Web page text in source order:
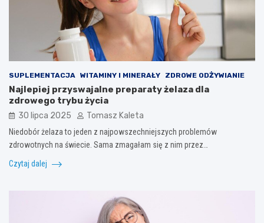
SUPLEMENTACJA WITAMINY I MINERAŁY ZDROWE ODŻYWIANIE
Najlepiej przyswajalne preparaty żelaza dla
zdrowego trybu życia
30 lipca 2025 Tomasz Kaleta
Niedobór żelaza to jeden z najpowszechniejszych problemów
zdrowotnych na świecie. Sama zmagałam się z nim przez…
Czytaj dalej